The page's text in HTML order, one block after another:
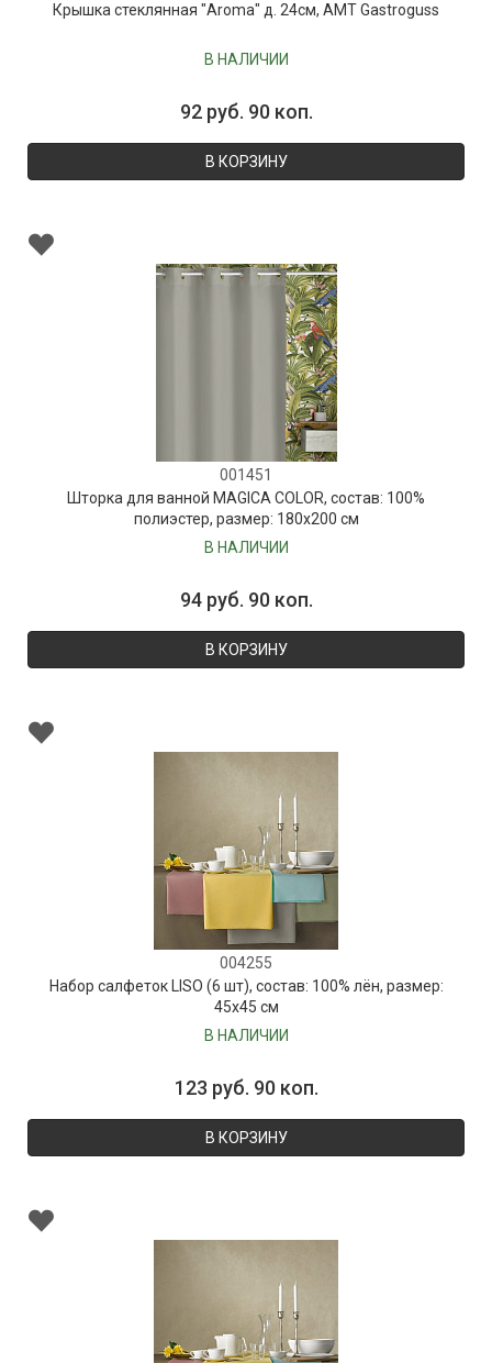
Крышка стеклянная "Aroma" д. 24см, AMT Gastroguss
В НАЛИЧИИ
92 руб. 90 коп.
В КОРЗИНУ
001451
Шторка для ванной MAGICA COLOR, состав: 100%
полиэстер, размер: 180х200 см
В НАЛИЧИИ
94 руб. 90 коп.
В КОРЗИНУ
004255
Набор салфеток LISO (6 шт), состав: 100% лён, размер:
45х45 см
В НАЛИЧИИ
123 руб. 90 коп.
В КОРЗИНУ